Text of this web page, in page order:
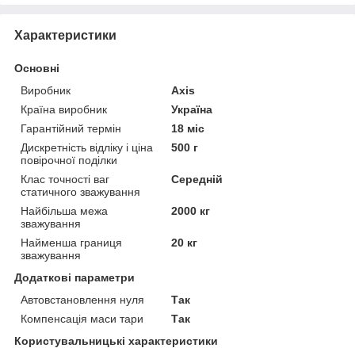
Характеристики
Основні
Виробник
Axis
Країна виробник
Україна
Гарантійний термін
18 міс
Дискретність відліку і ціна
повірочної поділки
500 г
Клас точності ваг
статичного зважування
Середній
Найбільша межа
зважування
2000 кг
Найменша границя
зважування
20 кг
Додаткові параметри
Автовстановлення нуля
Так
Компенсація маси тари
Так
Користувальницькі характеристики